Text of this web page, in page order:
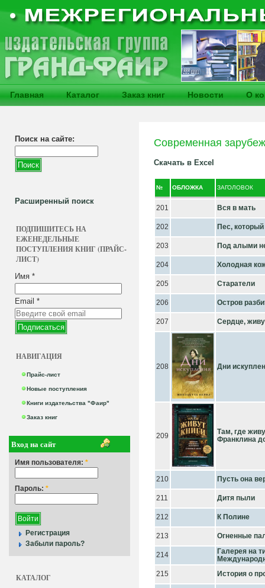
Главная Каталог Заказ книг Новости О
Поиск на сайте:
Расширенный поиск
ПОДПИШИТЕСЬ НА
ЕЖЕНЕДЕЛЬНЫЕ
ПОСТУПЛЕНИЯ КНИГ (ПРАЙС-
ЛИСТ)
Имя *
Email *
НАВИГАЦИЯ
Прайс-лист
Новые поступления
Книги издательства "Фаир"
Заказ книг
Вход на сайт
Имя пользователя: *
Пароль: *
Регистрация
Забыли пароль?
КАТАЛОГ
Современная
Скачать в Excel
№ ОБЛОЖКА ЗАГОЛОВОК
201 Вся в мать
202 Пес,
203 Под алыми
204 Холодная
205 Старатели
206 Остров
207 Сердце,
208 Дни
209
Там, где
Франклина
210 Пусть она
211 Дитя пыли
212 К Полине
213 Огненные
214
Галерея на
215
История о